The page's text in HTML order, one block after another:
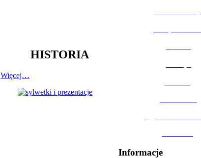
HISTORIA
Więcej…
Informacje